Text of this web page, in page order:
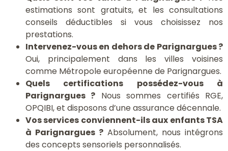
estimations sont gratuits, et les consultations
conseils déductibles si vous choisissez nos
prestations.
Intervenez-vous en dehors de Parignargues ?
Oui, principalement dans les villes voisines
comme Métropole européenne de Parignargues.
Quels certifications possédez-vous à
Parignargues ? Nous sommes certifiés RGE,
OPQIBI, et disposons d’une assurance décennale.
Vos services conviennent-ils aux enfants TSA
à Parignargues ? Absolument, nous intégrons
des concepts sensoriels personnalisés.